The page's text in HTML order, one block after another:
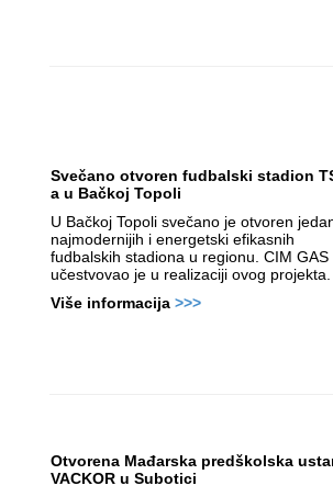
Svečano otvoren fudbalski stadion
a u Bačkoj Topoli
U Bačkoj Topoli svečano je otvoren
najmodernijih i energetski efikasnih
fudbalskih stadiona u regionu. CIM GAS
učestvovao je u realizaciji ovog projekta.
Više informacija >>>
Otvorena Mađarska predškolska
VACKOR u Subotici